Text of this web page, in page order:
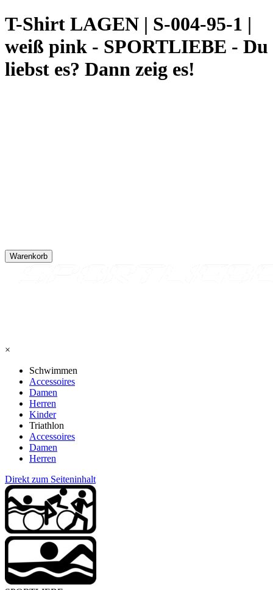
T-Shirt LAGEN | S-004-95-1 |
weiß pink - SPORTLIEBE - Du
liebst es? Dann zeig es!
Warenkorb
×
Schwimmen
Accessoires
Damen
Herren
Kinder
Triathlon
Accessoires
Damen
Herren
Direkt zum Seiteninhalt